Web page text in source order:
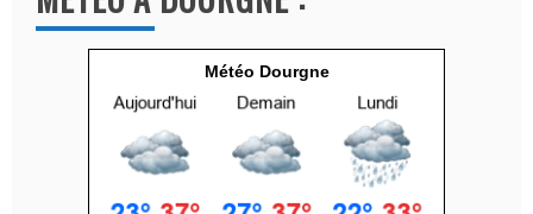
i
Météo Dourgne